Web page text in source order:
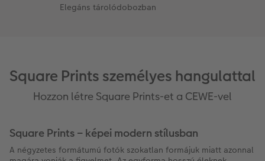
Elegáns tárolódobozban
Square Prints személyes hangulattal
Hozzon létre Square Prints-et a CEWE-vel
Square Prints – képei modern stílusban
A négyzetes formátumú fotók szokatlan formájuk miatt azonnal